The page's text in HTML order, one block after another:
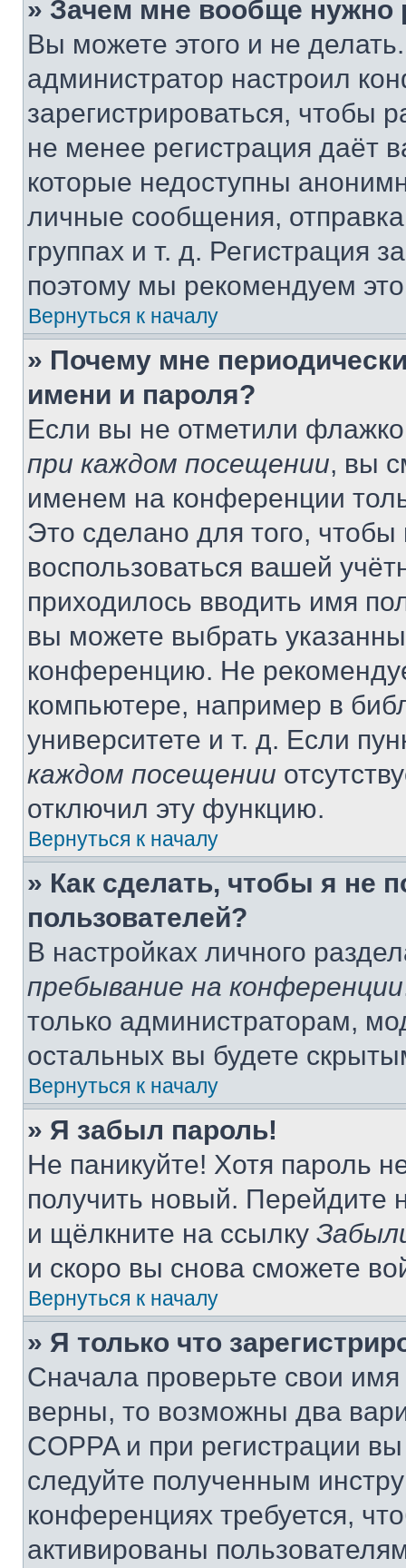
» Зачем мне вообще нужно
Вы можете этого и не
администратор настроил
зарегистрироваться, чтобы
не менее регистрация даёт
которые недоступны
личные сообщения,
группах и т. д. Регистрация
поэтому мы рекомендуем
Вернуться к началу
» Почему мне
имени и пароля?
Если вы не отметили
при каждом посещении, вы
именем на конференции
Это сделано для того, чтобы
воспользоваться вашей
приходилось вводить имя
вы можете выбрать
конференцию. Не
компьютере, например в
университете и т. д. Если
каждом посещении
отключил эту функцию.
Вернуться к началу
» Как сделать, чтобы я не
пользователей?
В настройках личного
пребывание на конференции
только администраторам,
остальных вы будете
Вернуться к началу
» Я забыл пароль!
Не паникуйте! Хотя пароль
получить новый. Перейдите
и щёлкните на ссылку
и скоро вы снова сможете
Вернуться к началу
» Я только что
Сначала проверьте свои
верны, то возможны два
COPPA и при регистрации
следуйте полученным
конференциях требуется,
активированы